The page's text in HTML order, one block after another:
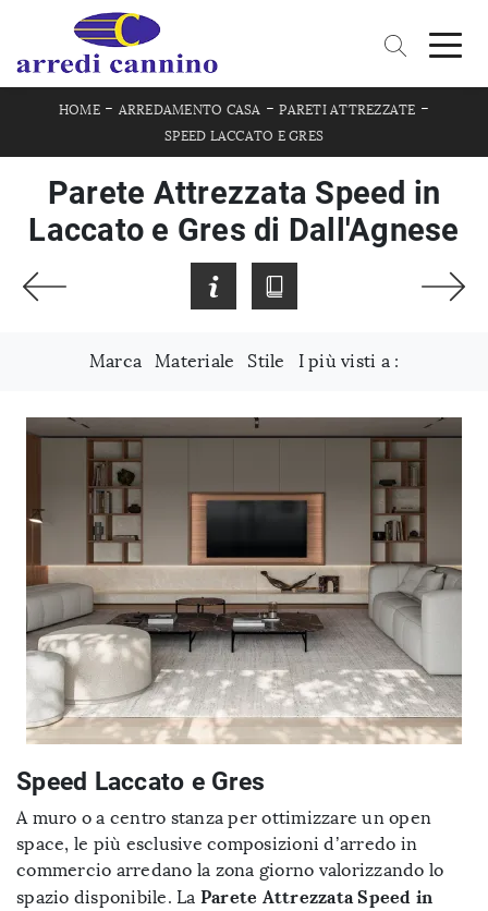
HOME- ARREDAMENTO CASA -PARETI ATTREZZATE -
SPEED LACCATO E GRES
Parete Attrezzata Speed in
Laccato e Gres di Dall'Agnese
Marca Materiale Stile I più visti a :
Speed Laccato e Gres
A muro o a centro stanza per ottimizzare un open
space, le più esclusive composizioni d’arredo in
commercio arredano la zona giorno valorizzando lo
spazio disponibile. La Parete Attrezzata Speed in